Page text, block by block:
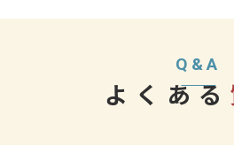
Q&A
よくある